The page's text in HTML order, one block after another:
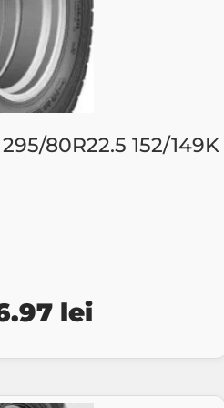
80R22.5 152/149K
lei
curent
este: